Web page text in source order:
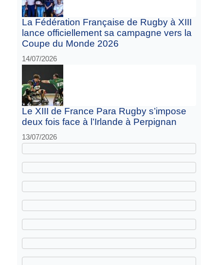
La Fédération Française de Rugby à XIII
lance officiellement sa campagne vers la
Coupe du Monde 2026
14/07/2026
Le XIII de France Para Rugby s’impose
deux fois face à l’Irlande à Perpignan
13/07/2026